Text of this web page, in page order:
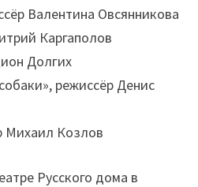
Валентина Овсянникова
Каргаполов
Долгих
режиссёр Денис
Михаил Козлов
Русского дома в